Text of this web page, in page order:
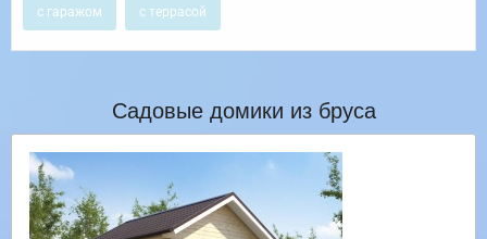
с гаражом с террасой
Садовые домики из бруса